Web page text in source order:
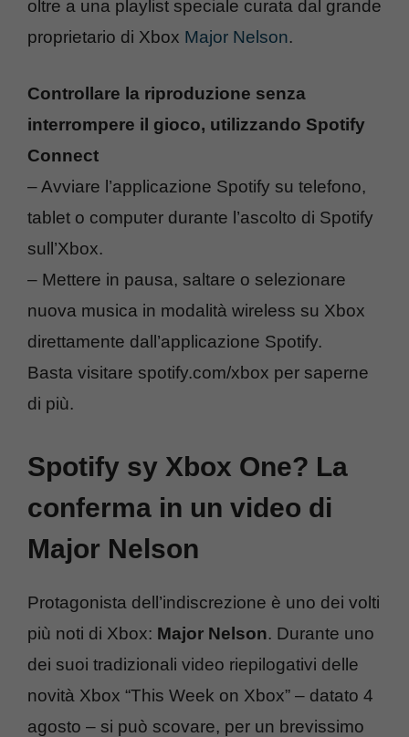
oltre a una playlist speciale curata dal grande
proprietario di Xbox Major Nelson.
Controllare la riproduzione senza
interrompere il gioco, utilizzando Spotify
Connect
– Avviare l’applicazione Spotify su telefono,
tablet o computer durante l’ascolto di Spotify
sull’Xbox.
– Mettere in pausa, saltare o selezionare
nuova musica in modalità wireless su Xbox
direttamente dall’applicazione Spotify.
Basta visitare spotify.com/xbox per saperne
di più.
Spotify sy Xbox One? La
conferma in un video di
Major Nelson
Protagonista dell’indiscrezione è uno dei volti
più noti di Xbox: Major Nelson. Durante uno
dei suoi tradizionali video riepilogativi delle
novità Xbox “This Week on Xbox” – datato 4
agosto – si può scovare, per un brevissimo